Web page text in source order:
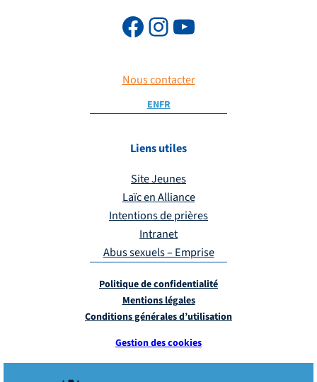
Nous contacter
ENFR
Liens utiles
Site Jeunes
Laïc en Alliance
Intentions de prières
Intranet
Abus sexuels – Emprise
Politique de confidentialité
Mentions légales
Conditions générales d’utilisation
Gestion des cookies